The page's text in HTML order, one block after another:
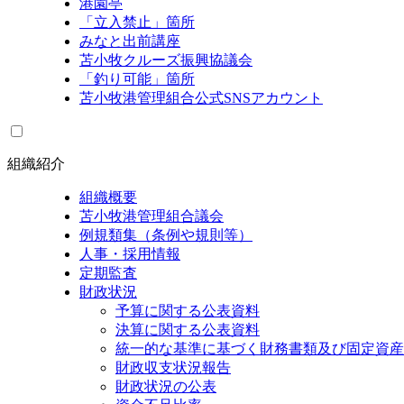
港園亭
「立入禁止」箇所
みなと出前講座
苫小牧クルーズ振興協議会
「釣り可能」箇所
苫小牧港管理組合公式SNSアカウント
組織紹介
組織概要
苫小牧港管理組合議会
例規類集（条例や規則等）
人事・採用情報
定期監査
財政状況
予算に関する公表資料
決算に関する公表資料
統一的な基準に基づく財務書類及び固定資
財政収支状況報告
財政状況の公表